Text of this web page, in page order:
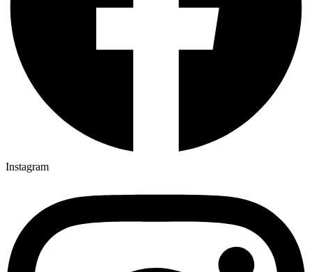
Instagram